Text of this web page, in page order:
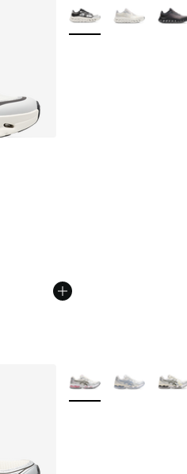
Plus de couleurs
Plus de couleurs